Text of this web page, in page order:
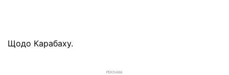
Щодо Карабаху.
РЕКЛАМА